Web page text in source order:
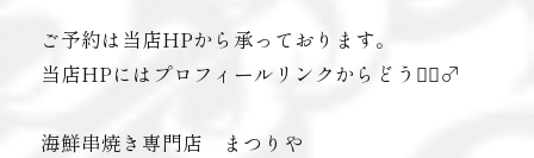
ご予約は当店HPから承っております。
当店HPにはプロフィールリンクからどうぞ🏻‍♂️
海鮮串焼き専門店 まつりや